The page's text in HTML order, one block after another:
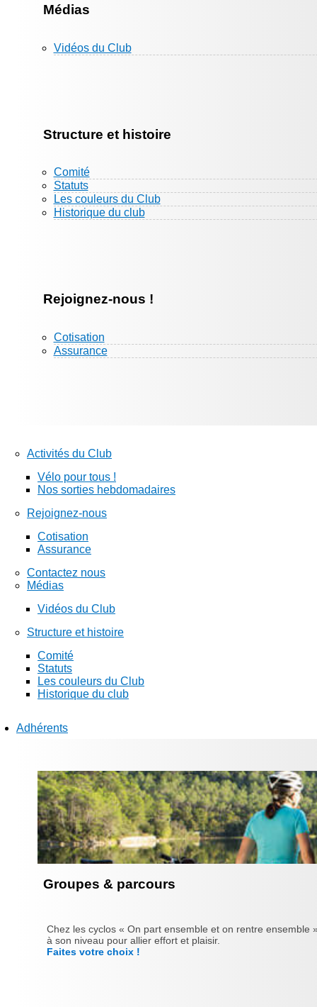
Médias
Vidéos du Club
Structure et histoire
Comité
Statuts
Les couleurs du Club
Historique du club
Rejoignez-nous !
Cotisation
Assurance
Activités du Club
Vélo pour tous !
Nos sorties hebdomadaires
Rejoignez-nous
Cotisation
Assurance
Contactez nous
Médias
Vidéos du Club
Structure et histoire
Comité
Statuts
Les couleurs du Club
Historique du club
Adhérents
Groupes & parcours
Chez les cyclos « On part ensemble et on rentre
à son niveau pour allier effort et plaisir.
Faites votre choix !